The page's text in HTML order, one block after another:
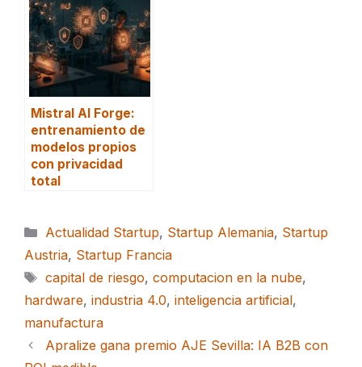
Mistral AI Forge:
entrenamiento de
modelos propios
con privacidad
total
Categorías
Actualidad Startup, Startup Alemania, Startup
Austria, Startup Francia
Etiquetas
capital de riesgo, computacion en la nube,
hardware, industria 4.0, inteligencia artificial,
manufactura
Apralize gana premio AJE Sevilla: IA B2B con